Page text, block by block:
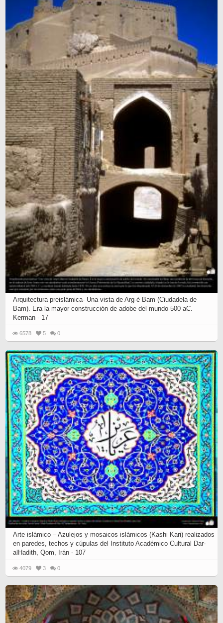
Arquitectura preislámica- Una vista de Arg-é Bam (Ciudadela de
Bam). Era la mayor construcción de adobe del mundo-500 aC.
Kerman - 17
6578 5 0
Arte islámico – Azulejos y mosaicos islámicos (Kashi Kari) realizados
en paredes, techos y cúpulas del Instituto Académico Cultural Dar-
alHadith, Qom, Irán - 107
4079 3 0